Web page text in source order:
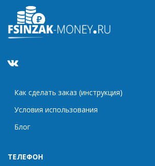
Как сделать заказ (инструкция)
Условия использования
Блог
ТЕЛЕФОН